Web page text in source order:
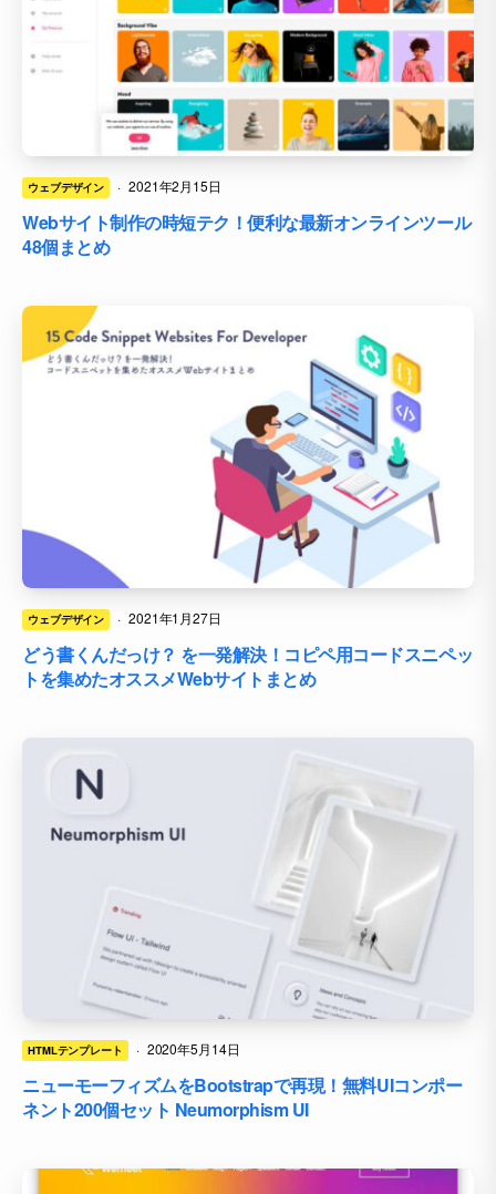
ウェブデザイン · 2021年2月15日
Webサイト制作の時短テク！便利な最新オンラインツール
48個まとめ
ウェブデザイン · 2021年1月27日
どう書くんだっけ？ を一発解決！コピペ用コードスニペッ
トを集めたオススメWebサイトまとめ
HTMLテンプレート · 2020年5月14日
ニューモーフィズムをBootstrapで再現！無料UIコンポー
ネント200個セット Neumorphism UI